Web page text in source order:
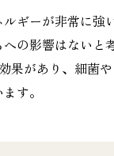
ギーが非常に強
の影響はないと
果があり、細菌
す。